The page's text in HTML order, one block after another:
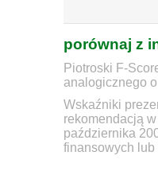
porównaj z
Piotroski F-
analogicznego
Wskaźniki
rekomendacją
października
finansowych lub